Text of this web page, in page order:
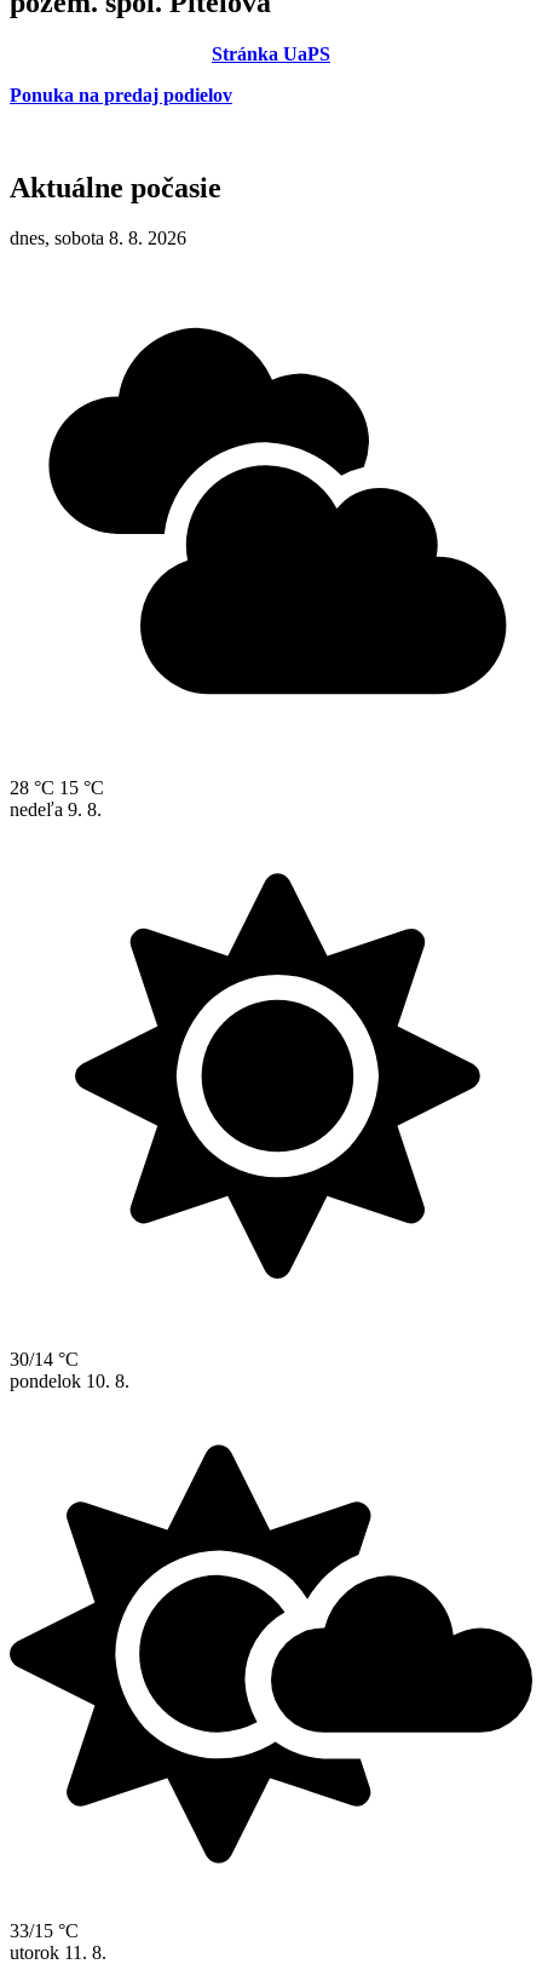
Stránka UaPS
Ponuka na predaj podielov
Aktuálne počasie
dnes, sobota 8. 8. 2026
28 °C 15 °C
nedeľa 9. 8.
30/14 °C
pondelok 10. 8.
33/15 °C
utorok 11. 8.